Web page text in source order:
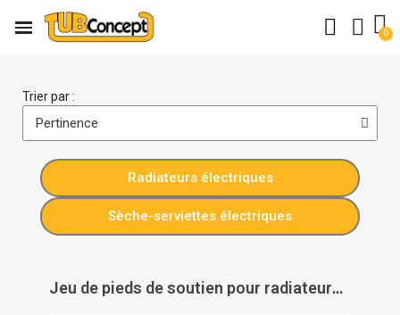
Trier par :
Radiateurs électriques
Sèche-serviettes électriques
Jeu de pieds de soutien pour radiateurs Intuis - INTUIS